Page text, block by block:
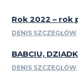
Rok 2022 –
DENIS SZCZEGŁÓW
BABCIU,
DENIS SZCZEGŁÓW